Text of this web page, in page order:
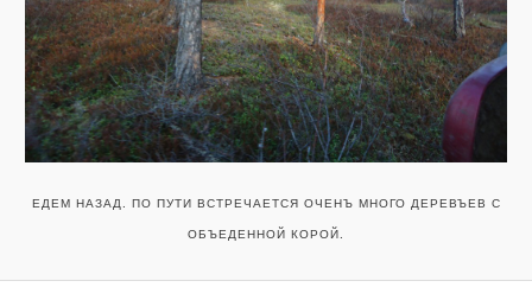
ЕДЕМ НАЗАД. ПО ПУТИ ВСТРЕЧАЕТСЯ ОЧЕНЪ МНОГО ДЕРЕВЪЕВ С
ОБЪЕДЕННОЙ КОРОЙ.